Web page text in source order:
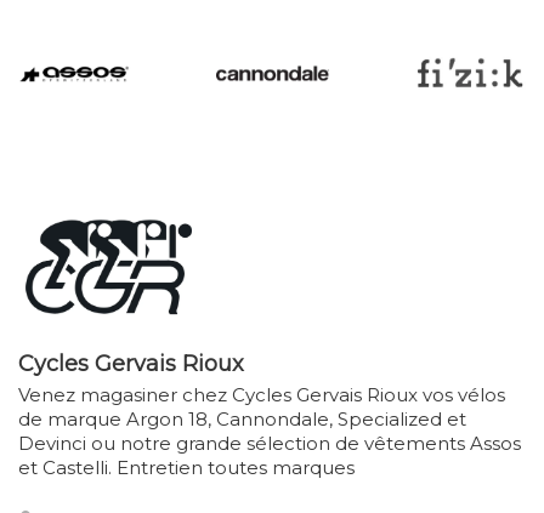
Cycles Gervais Rioux
Venez magasiner chez Cycles Gervais Rioux vos vélos
de marque Argon 18, Cannondale, Specialized et
Devinci ou notre grande sélection de vêtements Assos
et Castelli. Entretien toutes marques